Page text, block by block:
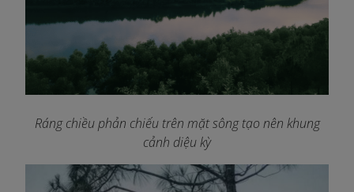
Ráng chiều phản chiếu trên mặt sông tạo nên khung
cảnh diệu kỳ